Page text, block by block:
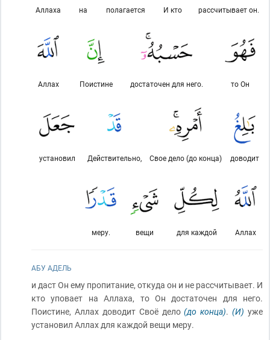
рассчитывает он.
И кто
полагается
на
Аллаха
то Он
достаточен для него.
Поистине
Аллах
доводит
Свое дело (до конца)
Действительно,
установил
Аллах
для каждой
вещи
меру.
АБУ АДЕЛЬ
и даст Он ему пропитание, откуда он и не рассчитывает. И
кто уповает на Аллаха, то Он достаточен для него.
Поистине, Аллах доводит Своё дело(до конца).(И) уже
установил Аллах для каждой вещи меру.